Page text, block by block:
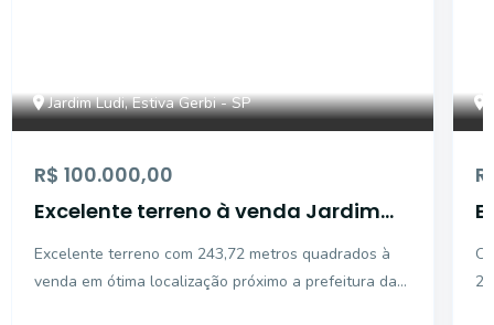
Jardim Ludi, Estiva Gerbi - SP
R$ 100.000,00
Excelente terreno à venda Jardim
Excelente terreno com 243,72 metros quadrados à
venda em ótima localização próximo a prefeitura da